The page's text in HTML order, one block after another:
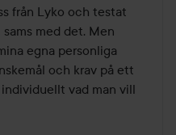
från Lyko och testat
med det. Men
egna personliga
och krav på ett
vad man vill